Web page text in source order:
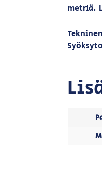
metriä.